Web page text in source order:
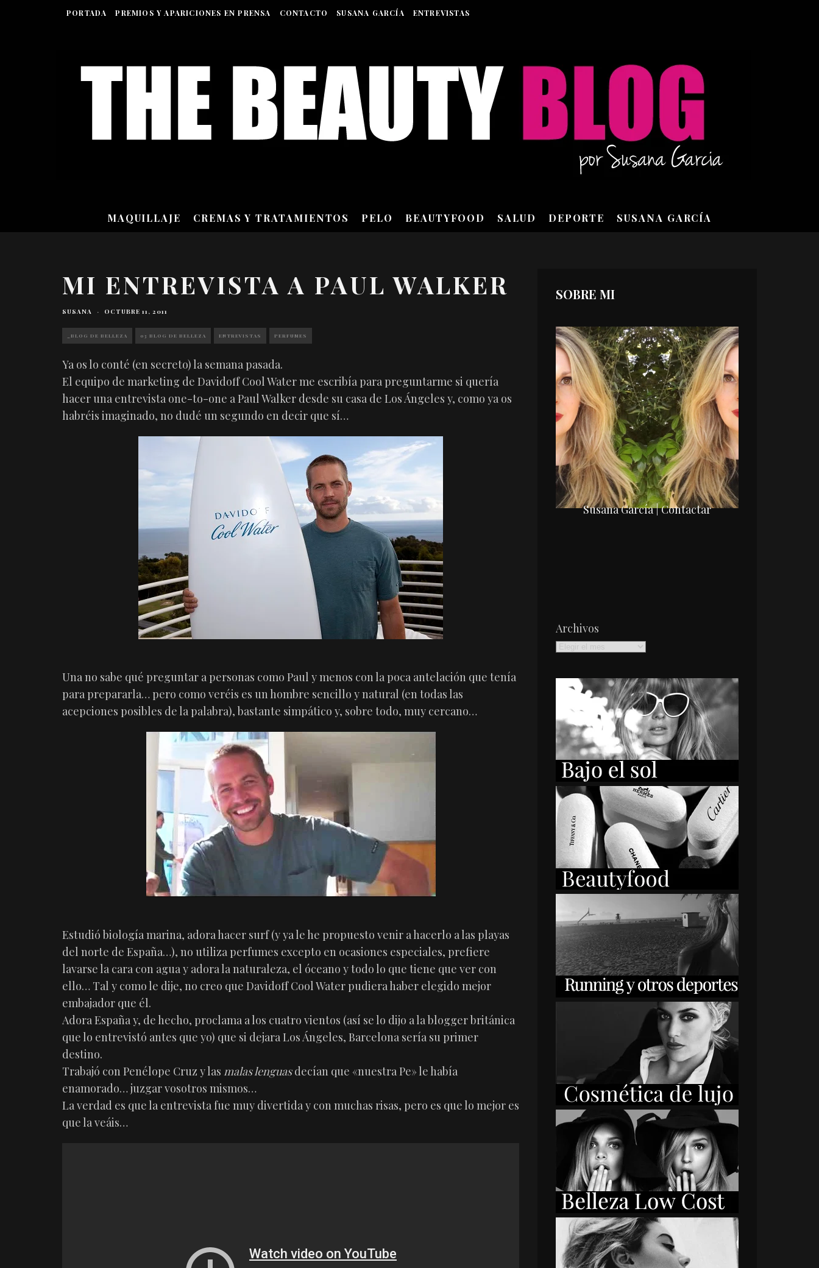
PORTADA PREMIOS Y APARICIONES EN PRENSA CONTACTO SUSANA GARCÍA ENTREVISTAS
MAQUILLAJE CREMAS Y TRATAMIENTOS PELO BEAUTYFOOD SALUD DEPORTE SUSANA GARCÍA
MI ENTREVISTA A PAUL WALKER
SUSANA · OCTUBRE 11, 2011
_BLOG DE BELLEZA 03 BLOG DE BELLEZA ENTREVISTAS PERFUMES
Ya os lo conté (en secreto) la semana pasada.
El equipo de marketing de Davidoff Cool Water me escribía para preguntarme si quería
hacer una entrevista one-to-one a Paul Walker desde su casa de Los Ángeles y, como ya os
habréis imaginado, no dudé un segundo en decir que sí…
Una no sabe qué preguntar a personas como Paul y menos con la poca antelación que tenía
para prepararla… pero como veréis es un hombre sencillo y natural (en todas las
acepciones posibles de la palabra), bastante simpático y, sobre todo, muy cercano…
Estudió biología marina, adora hacer surf (y ya le he propuesto venir a hacerlo a las playas
del norte de España…), no utiliza perfumes excepto en ocasiones especiales, prefiere
lavarse la cara con agua y adora la naturaleza, el óceano y todo lo que tiene que ver con
ello… Tal y como le dije, no creo que Davidoff Cool Water pudiera haber elegido mejor
embajador que él.
Adora España y, de hecho, proclama a los cuatro vientos (así se lo dijo a la blogger británica
que lo entrevistó antes que yo) que si dejara Los Ángeles, Barcelona sería su primer
destino.
Trabajó con Penélope Cruz y las malas lenguasdecían que «nuestra Pe» le había
enamorado… juzgar vosotros mismos…
La verdad es que la entrevista fue muy divertida y con muchas risas, pero es que lo mejor es
que la veáis…
SOBRE MI
Susana García | Contactar
Archivos